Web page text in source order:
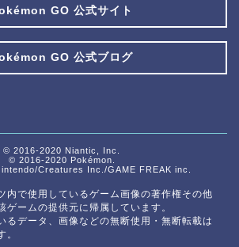
GO 公式サイト
GO 公式ブログ
© 2016-2020 Niantic, Inc.
© 2016-2020 Pokémon.
Creatures Inc./GAME FREAK inc.
内で使用しているゲーム画像の著作権その他
ゲームの提供元に帰属しています。
るデータ、画像などの無断使用・無断転載は
。